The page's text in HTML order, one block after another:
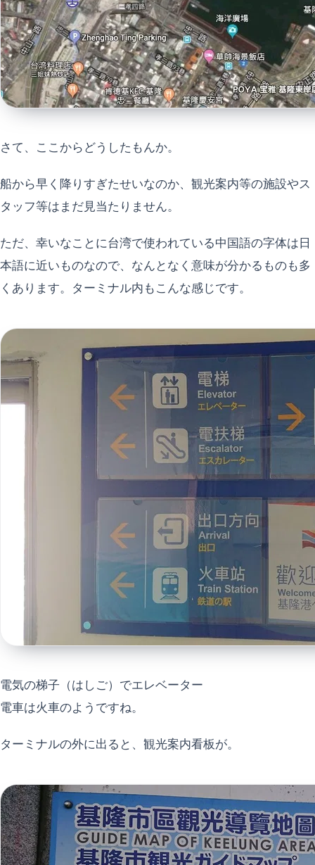
さて、ここからどうしたもんか。
船から早く降りすぎたせいなのか、観光案内等の施設やス
タッフ等はまだ見当たりません。
ただ、幸いなことに台湾で使われている中国語の字体は日
本語に近いものなので、なんとなく意味が分かるものも多
くあります。ターミナル内もこんな感じです。
電気の梯子（はしご）でエレベーター
電車は火車のようですね。
ターミナルの外に出ると、観光案内看板が。